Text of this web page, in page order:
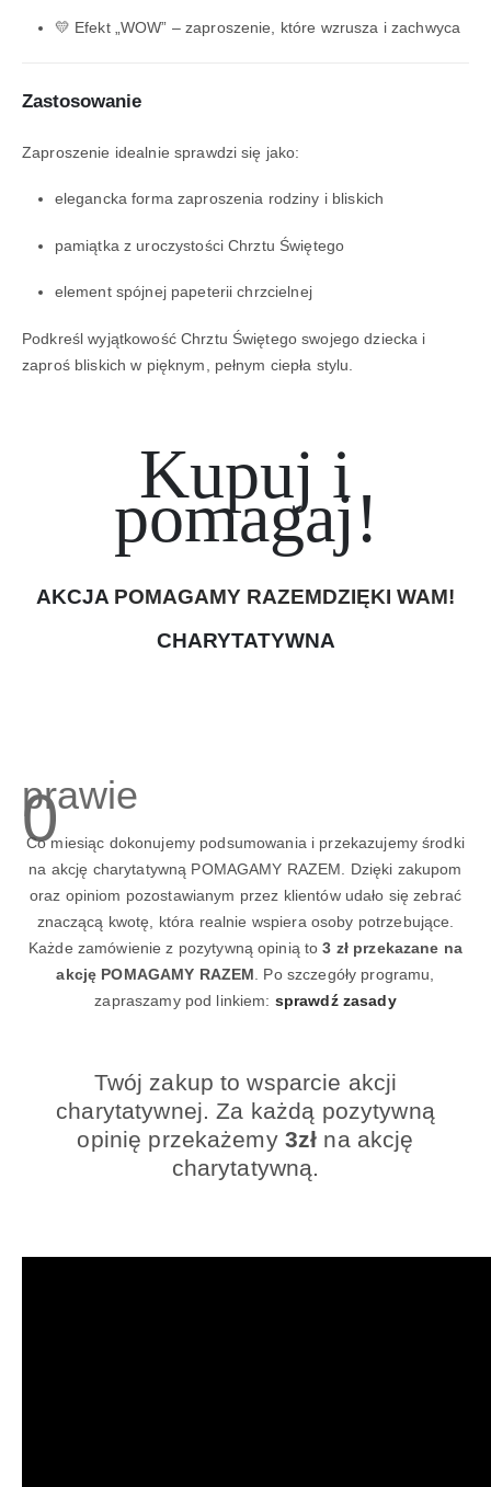
💛 Efekt „WOW” – zaproszenie, które wzrusza i zachwyca
Zastosowanie
Zaproszenie idealnie sprawdzi się jako:
elegancka forma zaproszenia rodziny i bliskich
pamiątka z uroczystości Chrztu Świętego
element spójnej papeterii chrzcielnej
Podkreśl wyjątkowość Chrztu Świętego swojego dziecka i
zaproś bliskich w pięknym, pełnym ciepła stylu.
Kupuj i
pomagaj!
AKCJA POMAGAMY RAZEMDZIĘKI WAM!
CHARYTATYWNA
prawie
0
Co miesiąc dokonujemy podsumowania i przekazujemy środki
na akcję charytatywną POMAGAMY RAZEM. Dzięki zakupom
oraz opiniom pozostawianym przez klientów udało się zebrać
znaczącą kwotę, która realnie wspiera osoby potrzebujące.
Każde zamówienie z pozytywną opinią to3 zł przekazane na
akcję POMAGAMY RAZEM. Po szczegóły programu,
zapraszamy pod linkiem: sprawdź zasady
Twój zakup to wsparcie akcji
charytatywnej. Za każdą pozytywną
opinię przekażemy 3zł na akcję
charytatywną.